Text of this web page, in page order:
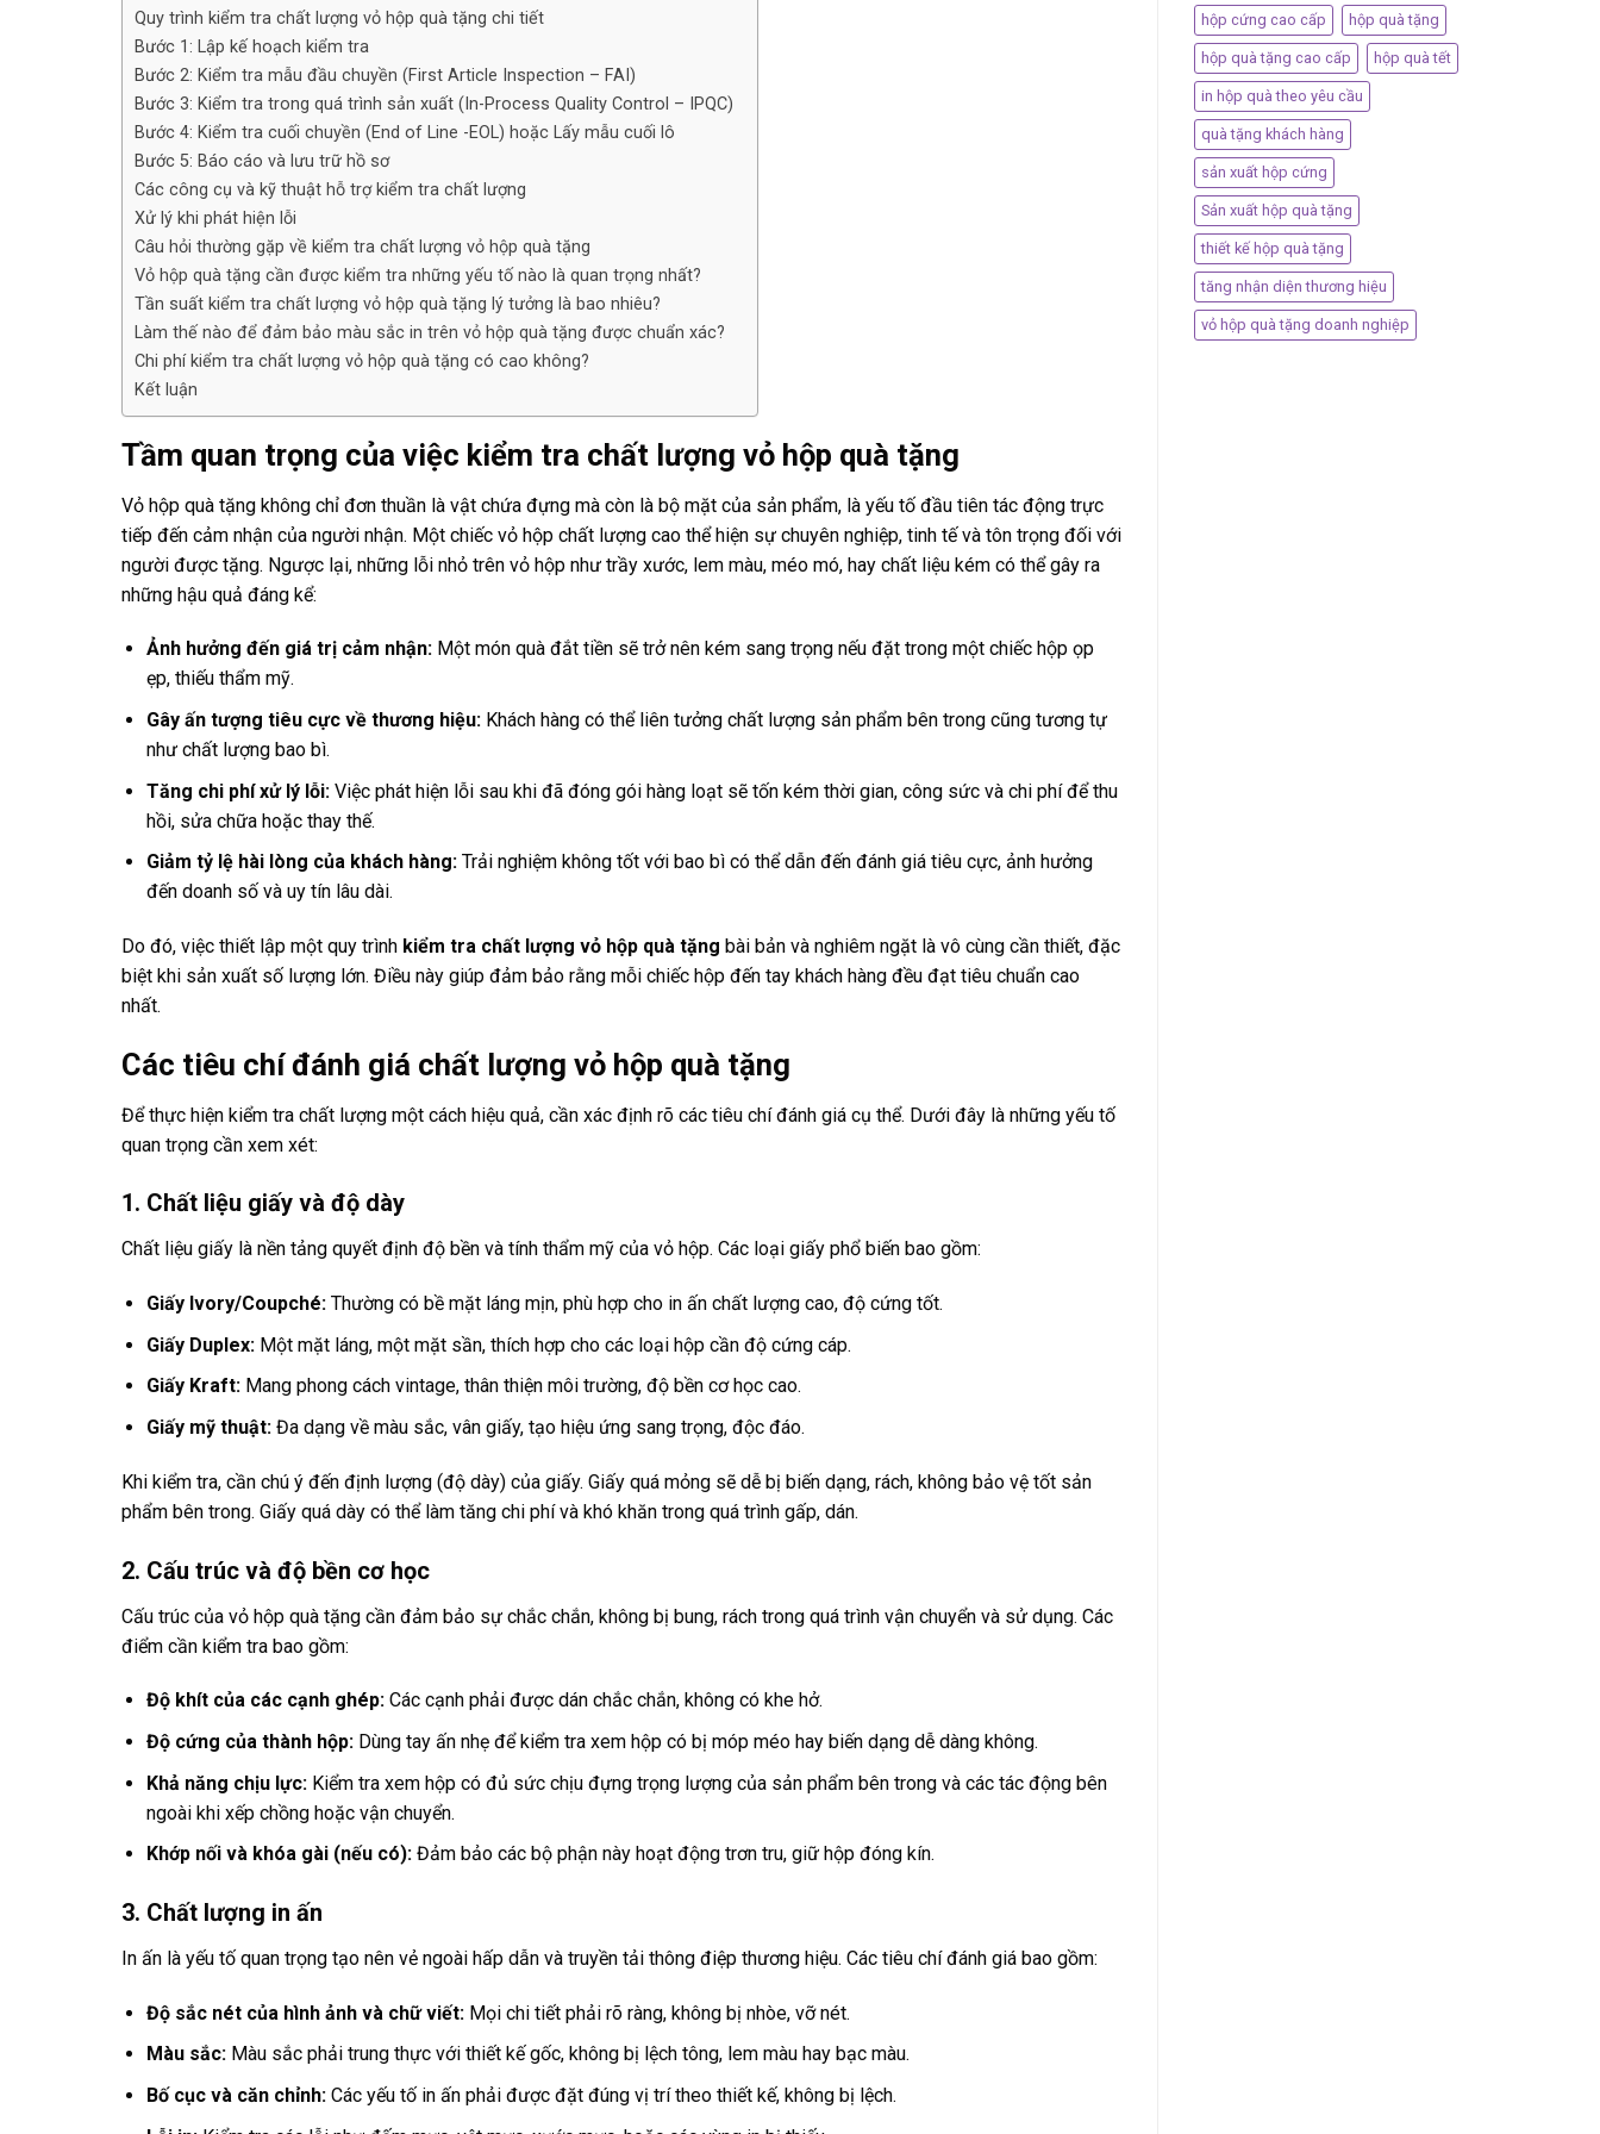
Quy trình kiểm tra chất lượng vỏ hộp quà tặng chi tiết
Bước 1: Lập kế hoạch kiểm tra
Bước 2: Kiểm tra mẫu đầu chuyền (First Article Inspection – FAI)
Bước 3: Kiểm tra trong quá trình sản xuất (In-Process Quality Control – IPQC)
Bước 4: Kiểm tra cuối chuyền (End of Line -EOL) hoặc Lấy mẫu cuối lô
Bước 5: Báo cáo và lưu trữ hồ sơ
Các công cụ và kỹ thuật hỗ trợ kiểm tra chất lượng
Xử lý khi phát hiện lỗi
Câu hỏi thường gặp về kiểm tra chất lượng vỏ hộp quà tặng
Vỏ hộp quà tặng cần được kiểm tra những yếu tố nào là quan trọng nhất?
Tần suất kiểm tra chất lượng vỏ hộp quà tặng lý tưởng là bao nhiêu?
Làm thế nào để đảm bảo màu sắc in trên vỏ hộp quà tặng được chuẩn xác?
Chi phí kiểm tra chất lượng vỏ hộp quà tặng có cao không?
Kết luận
Tầm quan trọng của việc kiểm tra chất lượng vỏ hộp quà tặng
Vỏ hộp quà tặng không chỉ đơn thuần là vật chứa đựng mà còn là bộ mặt của sản phẩm, là yếu tố đầu tiên tác động trực
tiếp đến cảm nhận của người nhận. Một chiếc vỏ hộp chất lượng cao thể hiện sự chuyên nghiệp, tinh tế và tôn trọng đối với
người được tặng. Ngược lại, những lỗi nhỏ trên vỏ hộp như trầy xước, lem màu, méo mó, hay chất liệu kém có thể gây ra
những hậu quả đáng kể:
Ảnh hưởng đến giá trị cảm nhận:Một món quà đắt tiền sẽ trở nên kém sang trọng nếu đặt trong một chiếc hộp ọp
ẹp, thiếu thẩm mỹ.
Gây ấn tượng tiêu cực về thương hiệu:Khách hàng có thể liên tưởng chất lượng sản phẩm bên trong cũng tương tự
như chất lượng bao bì.
Tăng chi phí xử lý lỗi:Việc phát hiện lỗi sau khi đã đóng gói hàng loạt sẽ tốn kém thời gian, công sức và chi phí để thu
hồi, sửa chữa hoặc thay thế.
Giảm tỷ lệ hài lòng của khách hàng:Trải nghiệm không tốt với bao bì có thể dẫn đến đánh giá tiêu cực, ảnh hưởng
đến doanh số và uy tín lâu dài.
Do đó, việc thiết lập một quy trình kiểm tra chất lượng vỏ hộp quà tặng bài bản và nghiêm ngặt là vô cùng cần thiết, đặc
biệt khi sản xuất số lượng lớn. Điều này giúp đảm bảo rằng mỗi chiếc hộp đến tay khách hàng đều đạt tiêu chuẩn cao
nhất.
Các tiêu chí đánh giá chất lượng vỏ hộp quà tặng
Để thực hiện kiểm tra chất lượng một cách hiệu quả, cần xác định rõ các tiêu chí đánh giá cụ thể. Dưới đây là những yếu tố
quan trọng cần xem xét:
1. Chất liệu giấy và độ dày
Chất liệu giấy là nền tảng quyết định độ bền và tính thẩm mỹ của vỏ hộp. Các loại giấy phổ biến bao gồm:
Giấy Ivory/Coupché:Thường có bề mặt láng mịn, phù hợp cho in ấn chất lượng cao, độ cứng tốt.
Giấy Duplex:Một mặt láng, một mặt sần, thích hợp cho các loại hộp cần độ cứng cáp.
Giấy Kraft:Mang phong cách vintage, thân thiện môi trường, độ bền cơ học cao.
Giấy mỹ thuật:Đa dạng về màu sắc, vân giấy, tạo hiệu ứng sang trọng, độc đáo.
Khi kiểm tra, cần chú ý đến định lượng (độ dày) của giấy. Giấy quá mỏng sẽ dễ bị biến dạng, rách, không bảo vệ tốt sản
phẩm bên trong. Giấy quá dày có thể làm tăng chi phí và khó khăn trong quá trình gấp, dán.
2. Cấu trúc và độ bền cơ học
Cấu trúc của vỏ hộp quà tặng cần đảm bảo sự chắc chắn, không bị bung, rách trong quá trình vận chuyển và sử dụng. Các
điểm cần kiểm tra bao gồm:
Độ khít của các cạnh ghép:Các cạnh phải được dán chắc chắn, không có khe hở.
Độ cứng của thành hộp:Dùng tay ấn nhẹ để kiểm tra xem hộp có bị móp méo hay biến dạng dễ dàng không.
Khả năng chịu lực:Kiểm tra xem hộp có đủ sức chịu đựng trọng lượng của sản phẩm bên trong và các tác động bên
ngoài khi xếp chồng hoặc vận chuyển.
Khớp nối và khóa gài (nếu có):Đảm bảo các bộ phận này hoạt động trơn tru, giữ hộp đóng kín.
3. Chất lượng in ấn
In ấn là yếu tố quan trọng tạo nên vẻ ngoài hấp dẫn và truyền tải thông điệp thương hiệu. Các tiêu chí đánh giá bao gồm:
Độ sắc nét của hình ảnh và chữ viết:Mọi chi tiết phải rõ ràng, không bị nhòe, vỡ nét.
Màu sắc:Màu sắc phải trung thực với thiết kế gốc, không bị lệch tông, lem màu hay bạc màu.
Bố cục và căn chỉnh:Các yếu tố in ấn phải được đặt đúng vị trí theo thiết kế, không bị lệch.
hộp cứng cao cấp hộp quà tặng
hộp quà tặng cao cấp hộp quà tết
in hộp quà theo yêu cầu
quà tặng khách hàng
sản xuất hộp cứng
Sản xuất hộp quà tặng
thiết kế hộp quà tặng
tăng nhận diện thương hiệu
vỏ hộp quà tặng doanh nghiệp